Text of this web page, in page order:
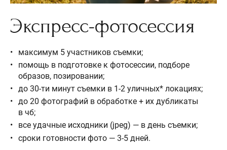
Экспресс-фотосессия
максимум 5 участников съемки;
помощь в подготовке к фотосессии, подборе
образов, позировании;
до 30-ти минут съемки в 1-2 уличных* локациях;
до 20 фотографий в обработке + их дубликаты
в чб;
все удачные исходники (jpeg) — в день съемки;
сроки готовности фото — 3-5 дней.